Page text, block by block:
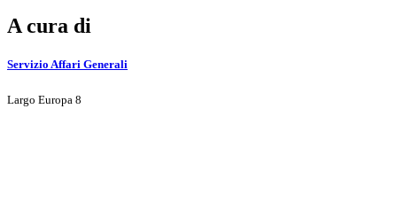
A cura di
Servizio Affari Generali
Largo Europa 8